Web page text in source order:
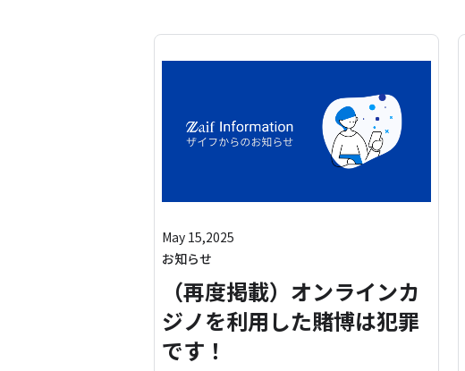
May 15,2025
お知らせ
（再度掲載）オンラインカ
ジノを利用した賭博は犯罪
です！